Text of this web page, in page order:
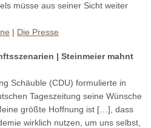
müsse aus seiner Sicht weiter
| Die Presse
| Steinmeier mahnt
Schäuble (CDU) formulierte in
Tageszeitung seine Wünsche
größte Hoffnung ist […], dass
wirklich nutzen, um uns selbst,